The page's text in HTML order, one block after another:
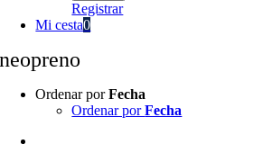
Registrar
Mi cesta0
neopreno
Ordenar porFecha
Ordenar porFecha